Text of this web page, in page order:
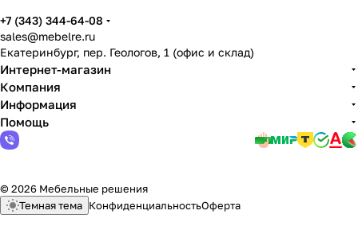
+7 (343) 344-64-08
sales@mebelre.ru
Екатеринбург, пер. Геологов, 1 (офис и склад)
Интернет-магазин
Компания
Информация
Помощь
© 2026 Мебельные решения
Темная тема КонфиденциальностьОферта